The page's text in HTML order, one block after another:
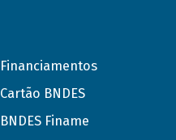
Financiamentos
Cartão BNDES
BNDES Finame